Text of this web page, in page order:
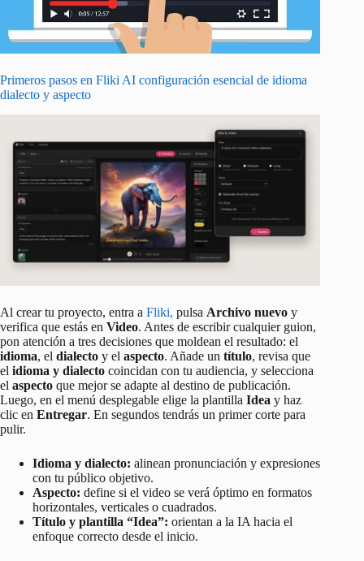
Primeros pasos en Fliki AI configuración esencial de idioma
dialecto y aspecto
Al crear tu proyecto, entra a Fliki, pulsa Archivo nuevo y
verifica que estás en Video. Antes de escribir cualquier guion,
pon atención a tres decisiones que moldean el resultado: el
idioma, el dialecto y el aspecto. Añade un título, revisa que
el idioma y dialecto coincidan con tu audiencia, y selecciona
el aspecto que mejor se adapte al destino de publicación.
Luego, en el menú desplegable elige la plantilla Idea y haz
clic en Entregar. En segundos tendrás un primer corte para
pulir.
Idioma y dialecto: alinean pronunciación y expresiones
con tu público objetivo.
Aspecto: define si el video se verá óptimo en formatos
horizontales, verticales o cuadrados.
Título y plantilla “Idea”: orientan a la IA hacia el
enfoque correcto desde el inicio.